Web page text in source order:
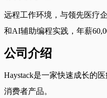
远程工作环境，与领先医疗
和AI辅助编程实践，年薪
公司介绍
Haystack是一家快速成长的
消费者产品。